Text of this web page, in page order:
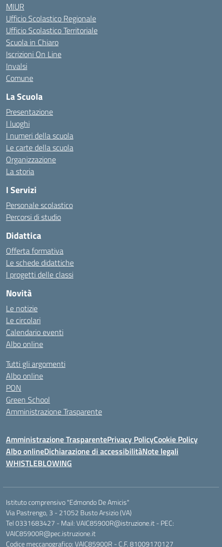
MIUR
Ufficio Scolastico Regionale
Ufficio Scolastico Territoriale
Scuola in Chiaro
Iscrizioni On Line
Invalsi
Comune
La Scuola
Presentazione
I luoghi
I numeri della scuola
Le carte della scuola
Organizzazione
La storia
I Servizi
Personale scolastico
Percorsi di studio
Didattica
Offerta formativa
Le schede didattiche
I progetti delle classi
Novità
Le notizie
Le circolari
Calendario eventi
Albo online
Tutti gli argomenti
Albo online
PON
Green School
Amministrazione Trasparente
Amministrazione TrasparentePrivacy PolicyCookie Policy
Albo onlineDichiarazione di accessibilitàNote legali
WHISTLEBLOWING
Istituto comprensivo "Edmondo De Amicis"
Via Pastrengo, 3 - 21052 Busto Arsizio (VA)
Tel 0331683427 - Mail: VAIC85900R@istruzione.it - PEC:
VAIC85900R@pec.istruzione.it
Codice meccanografico: VAIC85900R - C.F. 81009170127